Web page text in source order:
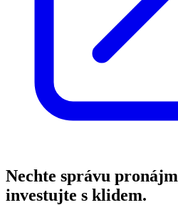
Nechte správu
investujte s klidem.